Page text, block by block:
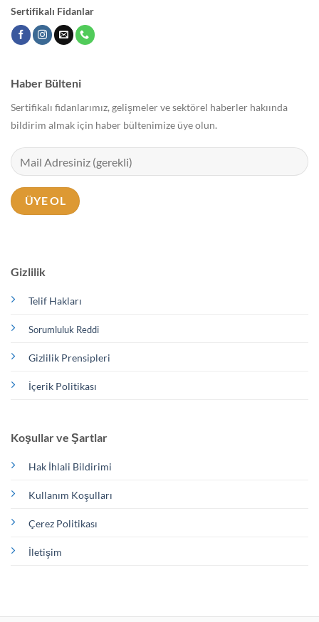
Sertifikalı Fidanlar
Gizlilik
Telif Hakları
Sorumluluk Reddi
Gizlilik Prensipleri
İçerik Politikası
Koşullar ve Şartlar
Hak İhlali Bildirimi
Kullanım Koşulları
Çerez Politikası
İletişim
Haber Bülteni
Sertifikalı fidanlarımız, gelişmeler ve sektörel haberler hakıında
bildirim almak için haber bültenimize üye olun.